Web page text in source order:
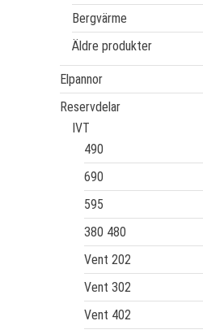
Bergvärme
Äldre produkter
Elpannor
Reservdelar
IVT
490
690
595
380 480
Vent 202
Vent 302
Vent 402